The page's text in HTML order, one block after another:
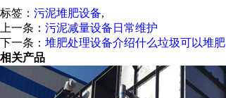
标签： 污泥堆肥设备,
上一条： 污泥减量设备日常维护
下一条： 堆肥处理设备介绍什么垃圾可以堆肥
相关产品